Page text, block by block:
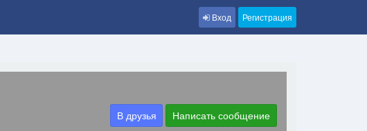
Вход Регистрация
В друзья Написать сообщение